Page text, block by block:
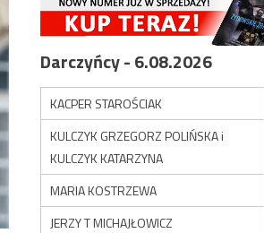
Darczyńcy - 6.08.2026
KACPER STAROŚCIAK
KULCZYK GRZEGORZ POLIŃSKA i
KULCZYK KATARZYNA
MARIA KOSTRZEWA
JERZY T MICHAJŁOWICZ